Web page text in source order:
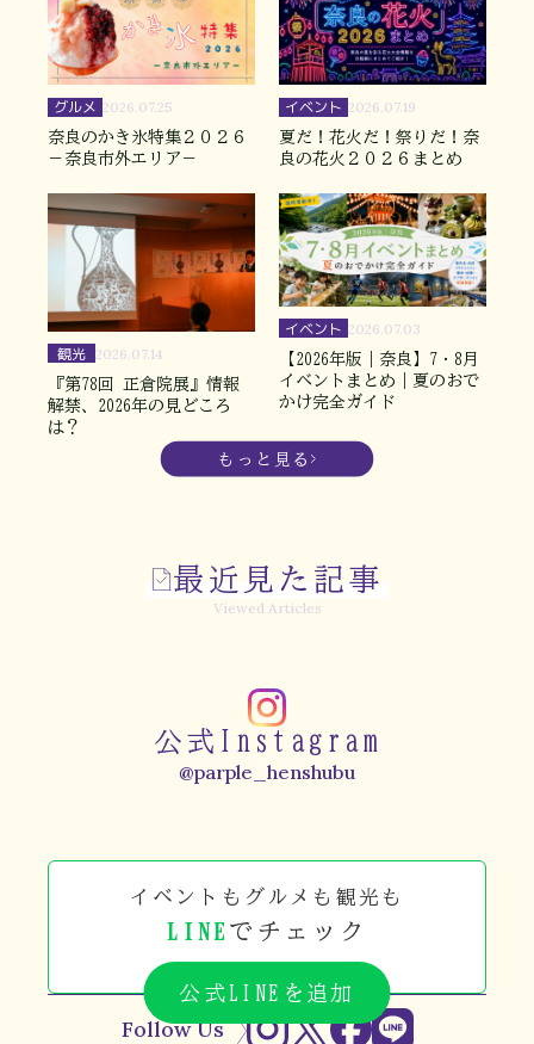
グルメ 2026.07.25
奈良のかき氷特集２０２６
－奈良市外エリア－
イベント 2026.07.19
夏だ！花火だ！祭りだ！奈
良の花火２０２６まとめ
観光 2026.07.14
『第78回 正倉院展』情報
解禁、2026年の見どころ
は？
イベント 2026.07.03
【2026年版｜奈良】7・8月
イベントまとめ｜夏のおで
かけ完全ガイド
もっと見る
最近見た記事
Viewed Articles
公式Instagram
@parple_henshubu
イベントもグルメも観光も
LINE でチェック
公式LINEを追加
Follow Us